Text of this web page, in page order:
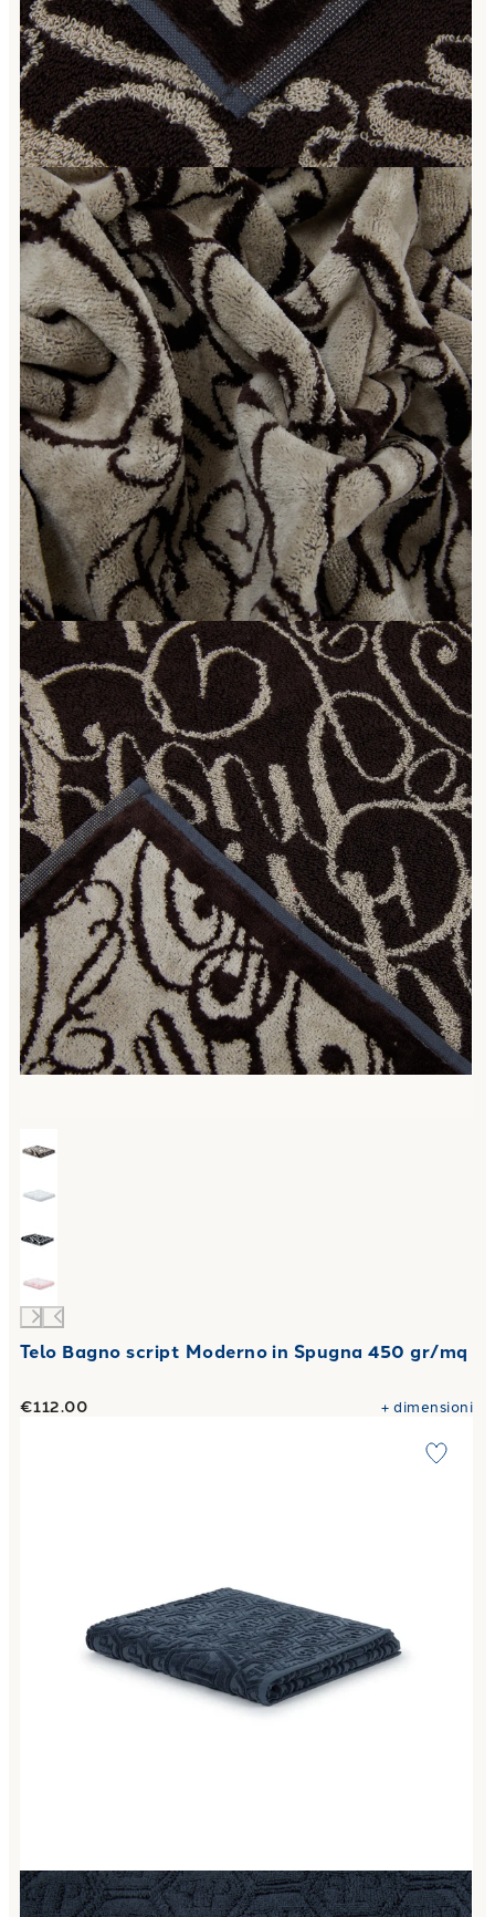
Telo Bagno script Moderno in Spugna 450 gr/mq
€112.00 +dimensioni